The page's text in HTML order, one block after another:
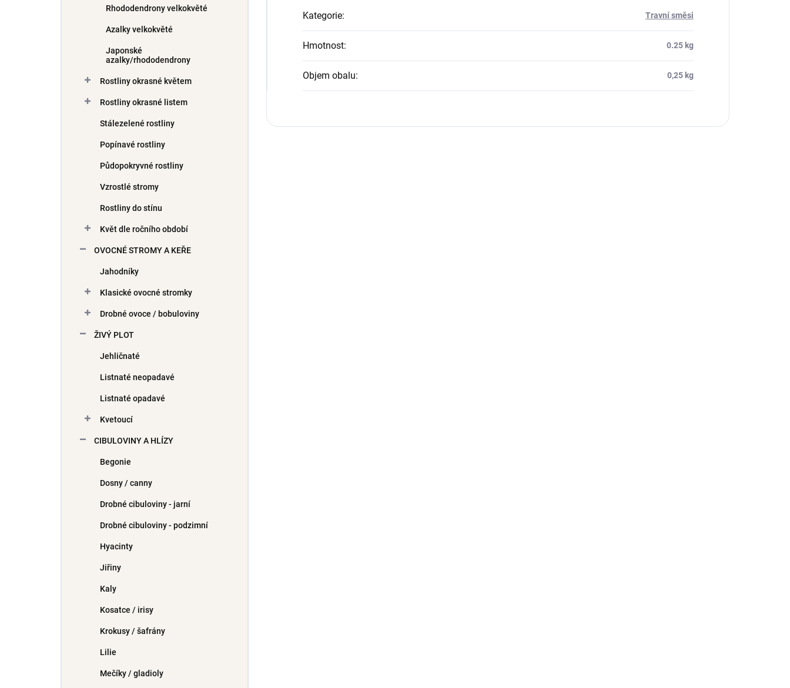
Rhododendrony velkokvěté
Azalky velkokvěté
Japonské
azalky/rhododendrony
Rostliny okrasné květem
Rostliny okrasné listem
Stálezelené rostliny
Popínavé rostliny
Půdopokryvné rostliny
Vzrostlé stromy
Rostliny do stínu
Květ dle ročního období
OVOCNÉ STROMY A KEŘE
Jahodníky
Klasické ovocné stromky
Drobné ovoce / bobuloviny
ŽIVÝ PLOT
Jehličnaté
Listnaté neopadavé
Listnaté opadavé
Kvetoucí
CIBULOVINY A HLÍZY
Begonie
Dosny / canny
Drobné cibuloviny - jarní
Drobné cibuloviny - podzimní
Hyacinty
Jiřiny
Kaly
Kosatce / irisy
Krokusy / šafrány
Lilie
Mečíky / gladioly
Kategorie: Travní směsi
Hmotnost: 0.25 kg
Objem obalu: 0,25 kg